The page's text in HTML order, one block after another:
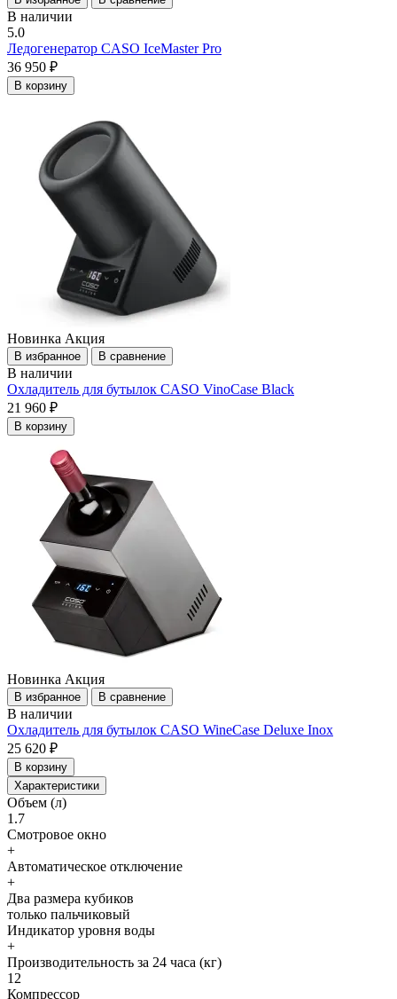
В наличии
5.0
Ледогенератор CASO IceMaster Pro
36 950 ₽
В корзину
Новинка Акция
В избранное В сравнение
В наличии
Охладитель для бутылок CASO VinoCase Black
21 960 ₽
В корзину
Новинка Акция
В избранное В сравнение
В наличии
Охладитель для бутылок CASO WineCase Deluxe Inox
25 620 ₽
В корзину
Характеристики
Объем (л)
1.7
Cмотровое окно
+
Автоматическое отключение
+
Два размера кубиков
только пальчиковый
Индикатор уровня воды
+
Производительность за 24 часа (кг)
12
Компрессор